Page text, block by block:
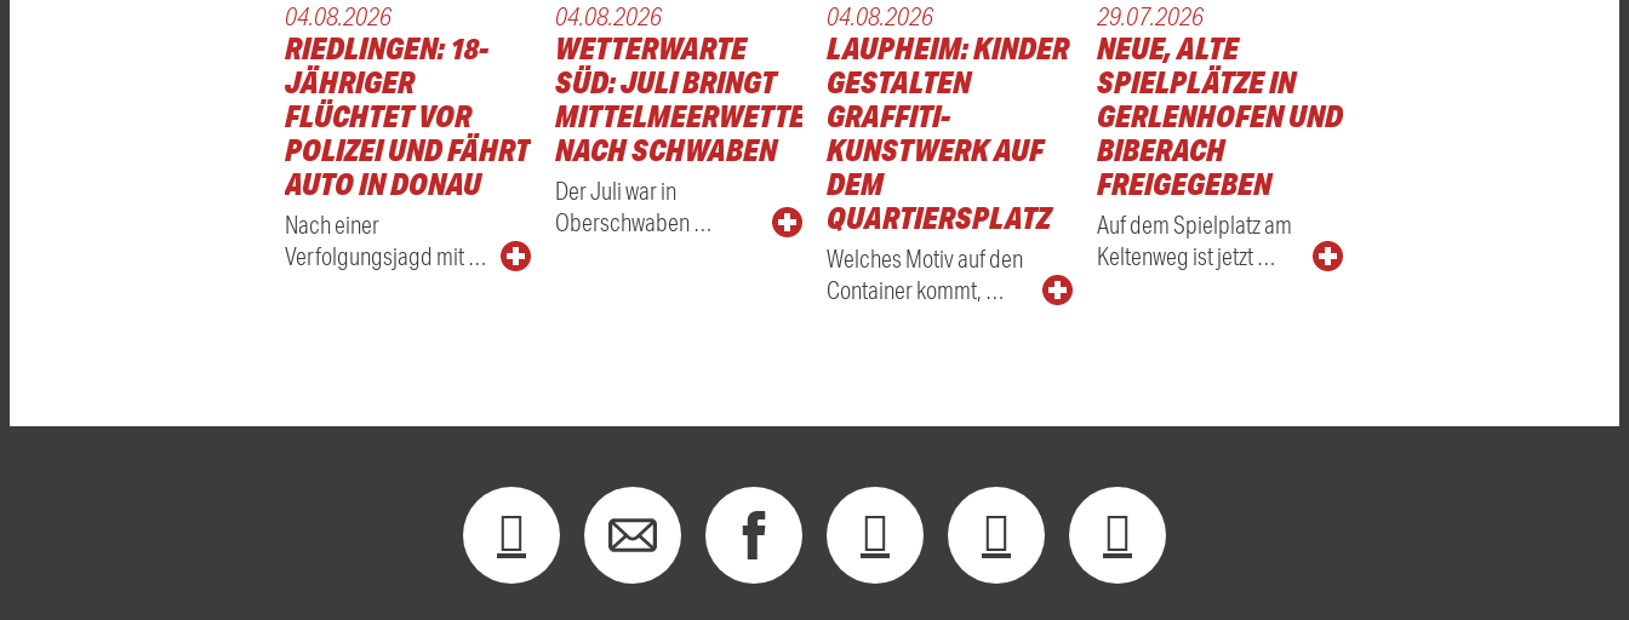
04.08.2026
RIEDLINGEN: 18-
JÄHRIGER
FLÜCHTET VOR
POLIZEI UND FÄHRT
AUTO IN DONAU
Nach einer
Verfolgungsjagd mit …
04.08.2026
WETTERWARTE
SÜD: JULI BRINGT
MITTELMEERWETTER
NACH SCHWABEN
Der Juli war in
Oberschwaben …
04.08.2026
LAUPHEIM: KINDER
GESTALTEN
GRAFFITI-
KUNSTWERK AUF
DEM
QUARTIERSPLATZ
Welches Motiv auf den
Container kommt, …
29.07.2026
NEUE, ALTE
SPIELPLÄTZE IN
GERLENHOFEN UND
BIBERACH
FREIGEGEBEN
Auf dem Spielplatz am
Keltenweg ist jetzt …